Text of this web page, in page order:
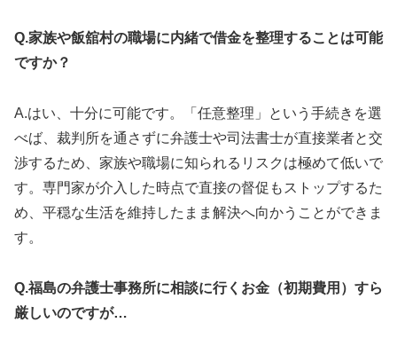
Q.家族や飯舘村の職場に内緒で借金を整理することは可能
ですか？
A.はい、十分に可能です。「任意整理」という手続きを選
べば、裁判所を通さずに弁護士や司法書士が直接業者と交
渉するため、家族や職場に知られるリスクは極めて低いで
す。専門家が介入した時点で直接の督促もストップするた
め、平穏な生活を維持したまま解決へ向かうことができま
す。
Q.福島の弁護士事務所に相談に行くお金（初期費用）すら
厳しいのですが…